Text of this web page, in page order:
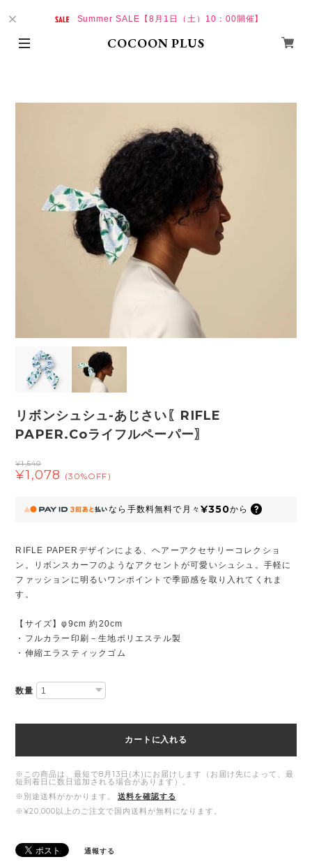
Summer SALE【8月1日（土）10：00開催】
COCOON PLUS
リボンシュシュ-あじさい〖RIFLE
PAPER.Coライフルペーパー〗
¥1,540
¥1,078 (30%OFF)
なら 手数料無料で 月々 ¥350から
RIFLE PAPERデザインによる、ヘアーアクセサリーコレクショ
ン。リボンスカーフのようなアクセントが可愛いシュシュ。手軽に
ファッションに明るいワンポイントで季節感を取り入れてくれま
す。
【サイズ】φ9cm 約20cm
・フルカラー印刷－生地ポリエステル製
・伸縮エラスティックゴム
数量
カートに入れる
※この商品は、最短で8月13日(木)にお届けします（お届け先によって、最
短到着日に数日追加される場合があります）。
※別途送料がかかります。
送料を確認する
※¥20,000以上のご注文で国内送料が無料になります。
通報する